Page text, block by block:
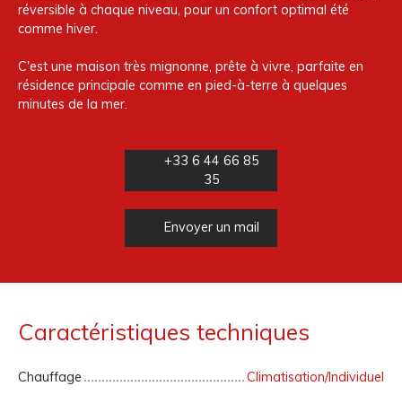
réversible à chaque niveau, pour un confort optimal été
comme hiver.
C'est une maison très mignonne, prête à vivre, parfaite en
résidence principale comme en pied-à-terre à quelques
minutes de la mer.
+33 6 44 66 85
35
Envoyer un mail
Caractéristiques techniques
Chauffage
Climatisation/Individuel